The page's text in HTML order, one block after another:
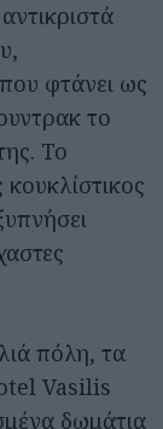
φτάνει ως
το
To
κουκλίστικος
πόλη, τα
Vasilis
δωμάτια